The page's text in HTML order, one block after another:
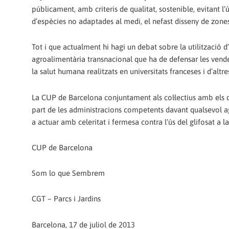
públicament, amb criteris de qualitat, sostenible, evitant
d’espècies no adaptades al medi, el nefast disseny de
Tot i que actualment hi hagi un debat sobre la utilització
agroalimentària transnacional que ha de defensar les
la salut humana realitzats en universitats franceses i
La CUP de Barcelona conjuntament als col·lectius amb
part de les administracions competents davant qualsevol
a actuar amb celeritat i fermesa contra l’ús del glifosat a
CUP de Barcelona
Som lo que Sembrem
CGT – Parcs i Jardins
Barcelona, 17 de juliol de 2013